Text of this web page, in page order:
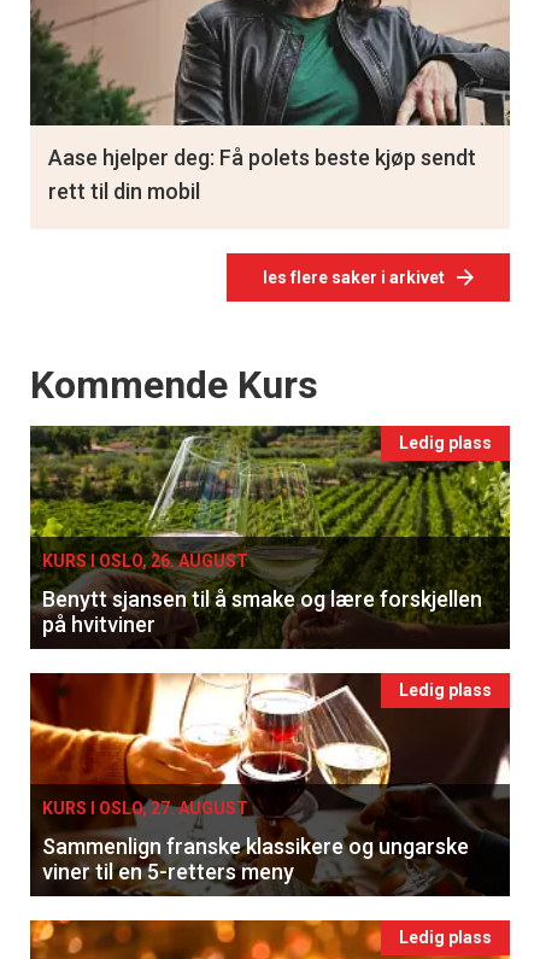
les flere saker i arkivet
Aase hjelper deg: Få polets beste kjøp sendt
rett til din mobil
Events
Kommende Kurs
Ledig plass
KURS I OSLO, 26. AUGUST
Benytt sjansen til å smake og lære forskjellen
på hvitviner
Ledig plass
KURS I OSLO, 27. AUGUST
Sammenlign franske klassikere og ungarske
viner til en 5-retters meny
Ledig plass